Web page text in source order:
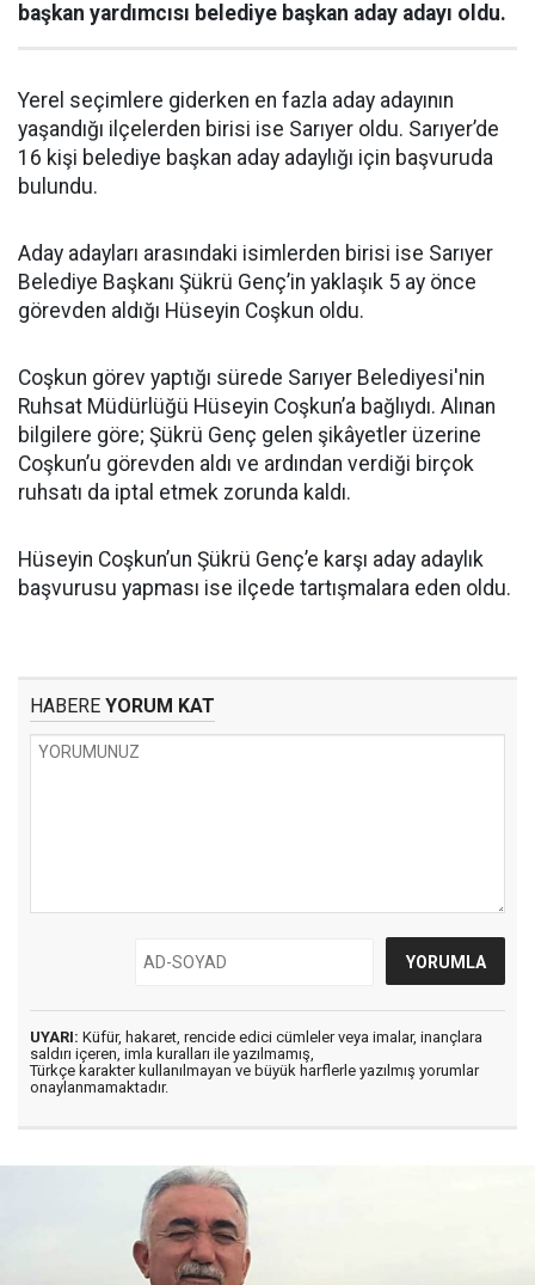
başkan yardımcısı belediye başkan aday adayı oldu.
Yerel seçimlere giderken en fazla aday adayının
yaşandığı ilçelerden birisi ise Sarıyer oldu. Sarıyer’de
16 kişi belediye başkan aday adaylığı için başvuruda
bulundu.
Aday adayları arasındaki isimlerden birisi ise Sarıyer
Belediye Başkanı Şükrü Genç’in yaklaşık 5 ay önce
görevden aldığı Hüseyin Coşkun oldu.
Coşkun görev yaptığı sürede Sarıyer Belediyesi'nin
Ruhsat Müdürlüğü Hüseyin Coşkun’a bağlıydı. Alınan
bilgilere göre; Şükrü Genç gelen şikâyetler üzerine
Coşkun’u görevden aldı ve ardından verdiği birçok
ruhsatı da iptal etmek zorunda kaldı.
Hüseyin Coşkun’un Şükrü Genç’e karşı aday adaylık
başvurusu yapması ise ilçede tartışmalara eden oldu.
HABERE YORUM KAT
UYARI: Küfür, hakaret, rencide edici cümleler veya imalar, inançlara
saldırı içeren, imla kuralları ile yazılmamış,
Türkçe karakter kullanılmayan ve büyük harflerle yazılmış yorumlar
onaylanmamaktadır.